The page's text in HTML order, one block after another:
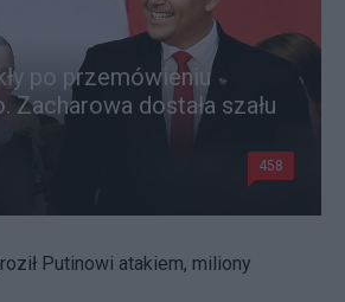
po przemówieniu
Zacharowa dostała szału
458
Putinowi atakiem, miliony